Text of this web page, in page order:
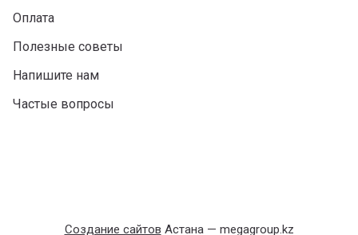
Оплата
Полезные советы
Напишите нам
Частые вопросы
Создание сайтов Астана — megagroup.kz